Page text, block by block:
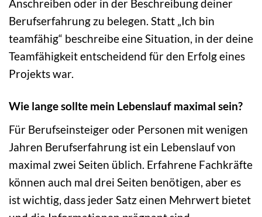
Anschreiben oder in der Beschreibung deiner
Berufserfahrung zu belegen. Statt „Ich bin
teamfähig“ beschreibe eine Situation, in der deine
Teamfähigkeit entscheidend für den Erfolg eines
Projekts war.
Wie lange sollte mein Lebenslauf maximal sein?
Für Berufseinsteiger oder Personen mit wenigen
Jahren Berufserfahrung ist ein Lebenslauf von
maximal zwei Seiten üblich. Erfahrene Fachkräfte
können auch mal drei Seiten benötigen, aber es
ist wichtig, dass jeder Satz einen Mehrwert bietet